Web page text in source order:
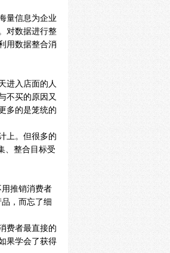
量信息为企业
对数据进行整
用数据整合消
进入店面的人
不买的原因又
多的是笼统的
上。但很多的
、整合目标受
推销消费者
，而忘了细
费者最直接的
果学会了获得